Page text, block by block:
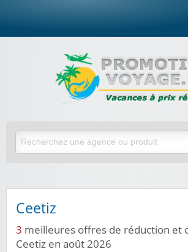
Ceetiz
3 meilleures offres de réduction et
Ceetiz en août 2026